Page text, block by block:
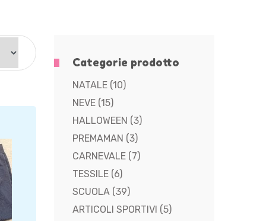
Categorie prodotto
NATALE (10)
NEVE (15)
HALLOWEEN (3)
PREMAMAN (3)
CARNEVALE (7)
TESSILE (6)
SCUOLA (39)
ARTICOLI SPORTIVI (5)